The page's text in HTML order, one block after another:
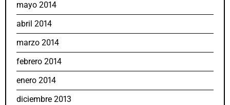
mayo 2014
abril 2014
marzo 2014
febrero 2014
enero 2014
diciembre 2013